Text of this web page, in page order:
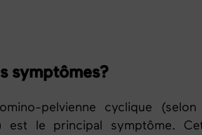
symptômes?
pelvienne cyclique
est le principal symptôme.